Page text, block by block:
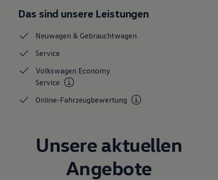
Das sind unsere Leistungen
Neuwagen &Gebrauchtwagen
Service
Volkswagen Economy
Service
Online-Fahrzeugbewertung
Unsere aktuellen
Angebote